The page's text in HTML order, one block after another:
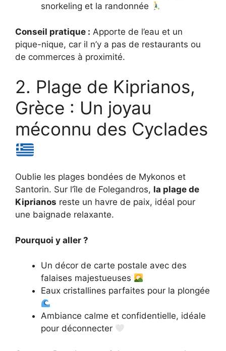
snorkeling et la randonnée
Conseil pratique : Apporte de l’eau et un
pique-nique, car il n’y a pas de restaurants ou
de commerces à proximité.
2. Plage de Kiprianos,
Grèce : Un joyau
méconnu des Cyclades
Oublie les plages bondées de Mykonos et
Santorin. Sur l’île de Folegandros, la plage de
Kiprianos reste un havre de paix, idéal pour
une baignade relaxante.
Pourquoi y aller ?
Un décor de carte postale avec des
falaises majestueuses
Eaux cristallines parfaites pour la plongée
Ambiance calme et confidentielle, idéale
pour déconnecter